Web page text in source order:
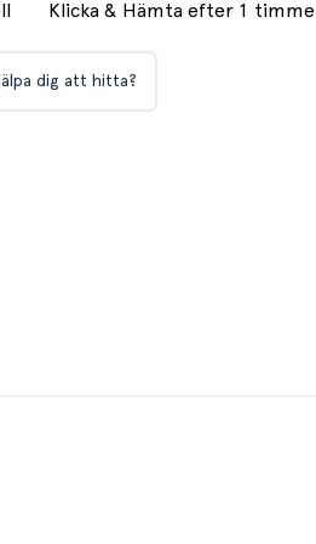
Klicka & Hämta efter 1 timme
dig att hitta?